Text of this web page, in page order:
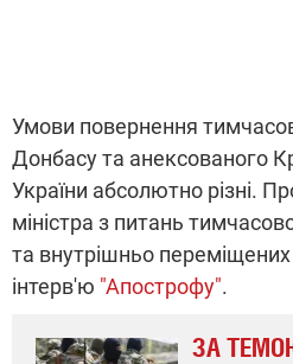
Умови повернення
Донбасу та анексованого
України абсолютно різні.
міністра з питань
та внутрішньо переміщених
інтерв'ю "Апострофу".
ЗА